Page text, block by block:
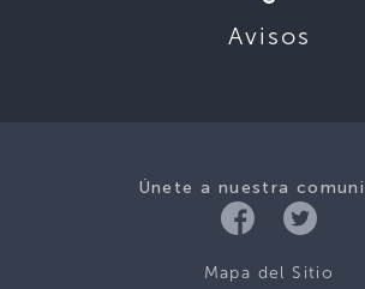
Avisos
Únete a nuestra
Mapa del Sitio